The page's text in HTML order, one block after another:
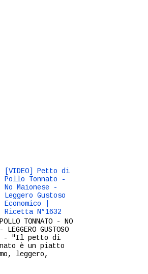
[VIDEO] Petto di
Pollo Tonnato -
No Maionese -
Leggero Gustoso
Economico |
Ricetta N°1632
TONNATO - NO
LEGGERO GUSTOSO
- "Il petto di
è un piatto
leggero,